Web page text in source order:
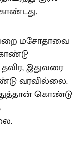
மசோதாவை
இதுவரை
வரவில்லை.
கொண்டு